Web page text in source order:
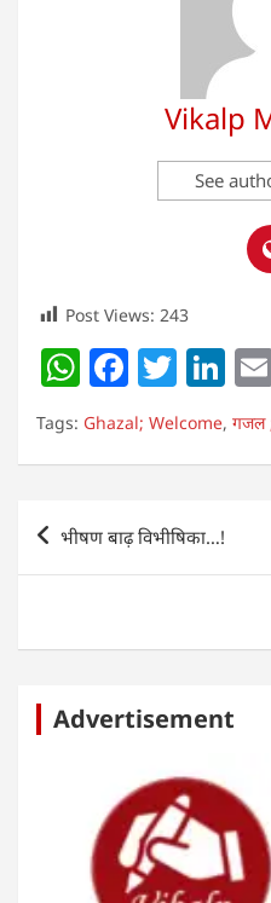
Vikalp
See
Post Views: 243
W
h
at
s
A
p
F
a
c
e
b
o
k
T
w
itt
er
Li
n
k
e
n
Tags: Ghazal; Welcome, गजल
Post
navigation
भीषण बाढ़ विभीषिका…!
Advertisement